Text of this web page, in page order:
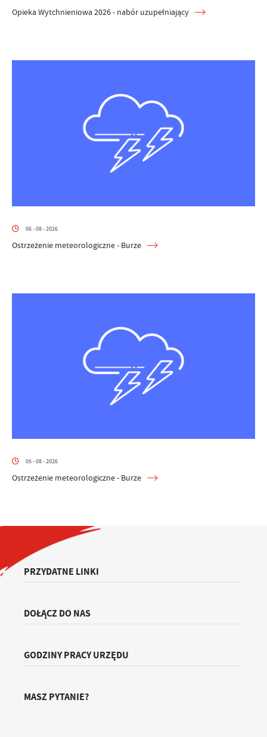
Opieka Wytchnieniowa 2026 - nabór uzupełniający
06 - 08 - 2026
Ostrzeżenie meteorologiczne - Burze
05 - 08 - 2026
Ostrzeżenie meteorologiczne - Burze
PRZYDATNE LINKI
DOŁĄCZ DO NAS
GODZINY PRACY URZĘDU
MASZ PYTANIE?